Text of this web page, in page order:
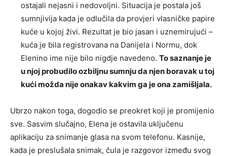
ostajali nejasni i nedovoljni. Situacija je postala još
sumnjivija kada je odlučila da provjeri vlasničke papire
kuće u kojoj živi. Rezultat je bio jasan i uznemirujući –
kuća je bila registrovana na Danijela i Normu, dok
Elenino ime nije bilo nigdje navedeno. To saznanje je
u njoj probudilo ozbiljnu sumnju da njen boravak u toj
kući možda nije onakav kakvim ga je ona zamišljala.
Ubrzo nakon toga, dogodio se preokret koji je promijenio
sve. Sasvim slučajno, Elena je ostavila uključenu
aplikaciju za snimanje glasa na svom telefonu. Kasnije,
kada je preslušala snimak, čula je razgovor između svog